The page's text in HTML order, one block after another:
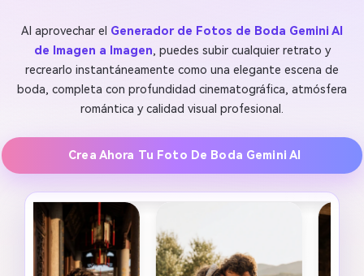
Al aprovechar el Generador de Fotos de Boda Gemini AI
de Imagen a Imagen, puedes subir cualquier retrato y
recrearlo instantáneamente como una elegante escena de
boda, completa con profundidad cinematográfica, atmósfera
romántica y calidad visual profesional.
Crea Ahora Tu Foto De Boda Gemini AI